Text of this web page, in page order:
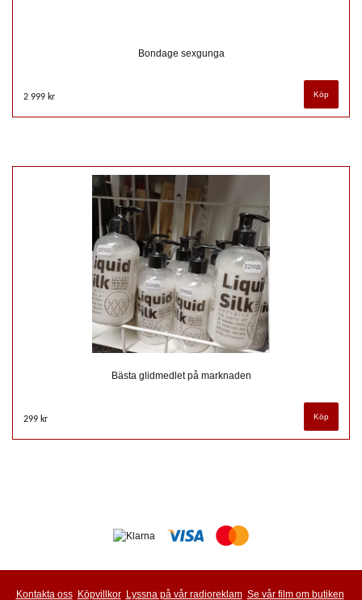
Bondage sexgunga
2 999 kr
Bästa glidmedlet på marknaden
299 kr
Kontakta oss Köpvillkor Lyssna på vår radioreklam Se vår film om butiken